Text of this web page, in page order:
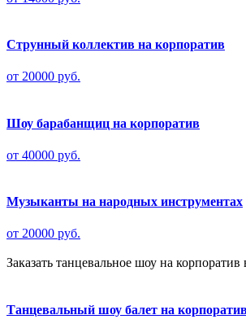
Струнный коллектив на корпоратив
от 20000 руб.
Шоу барабанщиц на корпоратив
от 40000 руб.
Музыканты на народных инструментах
от 20000 руб.
Заказать танцевальное шоу на
Танцевальный шоу балет на